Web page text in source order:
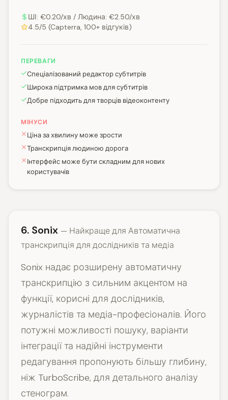
ШІ: €0.20/хв / Людина: €2.50/хв
4.5/5 (Capterra, 100+ відгуків)
ПЕРЕВАГИ
Спеціалізований редактор субтитрів
Широка підтримка мов для субтитрів
Добре підходить для творців відеоконтенту
МІНУСИ
Ціна за хвилину може зрости
Транскрипція людиною дорога
Інтерфейс може бути складним для нових
користувачів
6. Sonix — Найкраще для Автоматична
транскрипція для дослідників та медіа
Sonix надає розширену автоматичну
транскрипцію з сильним акцентом на
функції, корисні для дослідників,
журналістів та медіа-професіоналів. Його
потужні можливості пошуку, варіанти
інтеграції та надійні інструменти
редагування пропонують більшу глибину,
ніж TurboScribe, для детального аналізу
стенограм.